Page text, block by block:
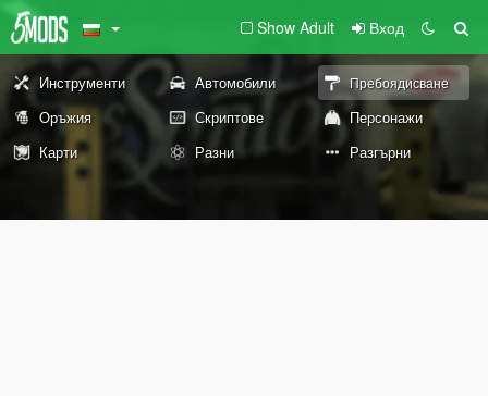
Show Adult Вход
Инструменти Автомобили Пребоядисване
Оръжия Скриптове
Персонажи
Карти
Разни Разгърни